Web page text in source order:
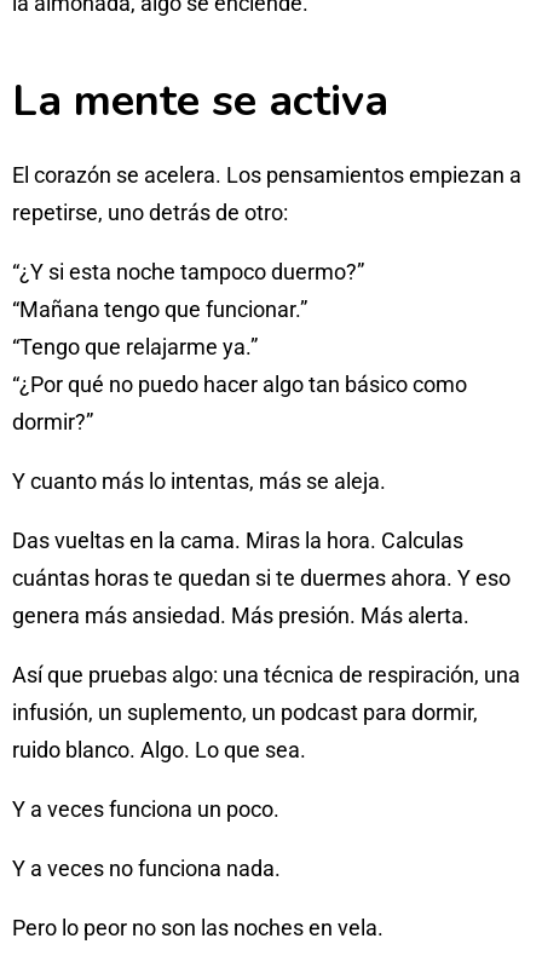
La mente se activa
El corazón se acelera. Los pensamientos empiezan a
repetirse, uno detrás de otro:
“¿Y si esta noche tampoco duermo?”
“Mañana tengo que funcionar.”
“Tengo que relajarme ya.”
“¿Por qué no puedo hacer algo tan básico como
dormir?”
Y cuanto más lo intentas, más se aleja.
Das vueltas en la cama. Miras la hora. Calculas
cuántas horas te quedan si te duermes ahora. Y eso
genera más ansiedad. Más presión. Más alerta.
Así que pruebas algo: una técnica de respiración, una
infusión, un suplemento, un podcast para dormir,
ruido blanco. Algo. Lo que sea.
Y a veces funciona un poco.
Y a veces no funciona nada.
Pero lo peor no son las noches en vela.